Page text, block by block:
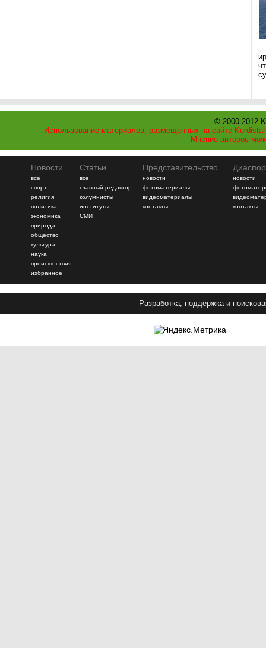
© 2000-2012
Использование материалов, размещенных на сайте
Мнение авторов
Новости
все
спорт
религия
политика
экономика
природа
общество
культура
наука
происшествия
избранное
Статьи
все
главный редактор
колумнисты
институты
СМИ
Представительство
новости
фотоматериалы
видеоматериалы
контакты
новости
контакты
Разработка, поддержка и